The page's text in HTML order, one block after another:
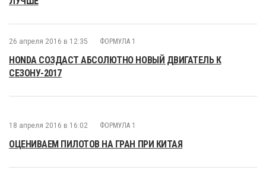
26 апреля 2016 в 12:35 ФОРМУЛА 1
HONDA СОЗДАСТ АБСОЛЮТНО НОВЫЙ ДВИГАТЕЛЬ К
СЕЗОНУ-2017
18 апреля 2016 в 16:02 ФОРМУЛА 1
ОЦЕНИВАЕМ ПИЛОТОВ НА ГРАН ПРИ КИТАЯ